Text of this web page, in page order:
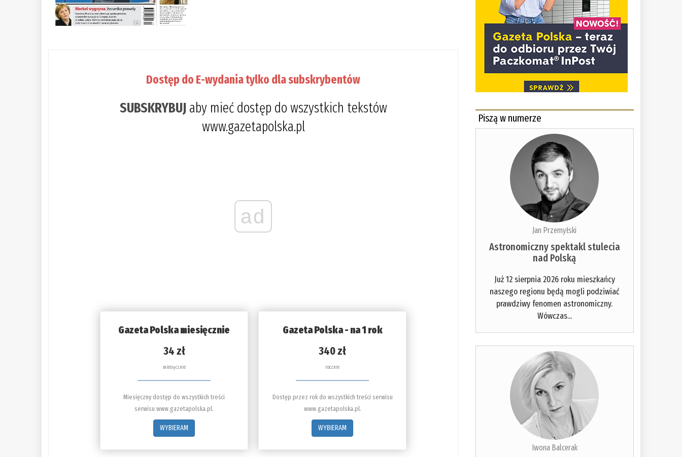
Dostęp do E-wydania tylko dla subskrybentów
SUBSKRYBUJaby mieć dostęp do wszystkich tekstów
www.gazetapolska.pl
ad
Gazeta Polska miesięcznie
34 zł
miesięcznie
Miesięczny dostęp do wszystkich treści
serwisu www.gazetapolska.pl.
WYBIERAM
Gazeta Polska - na 1 rok
340 zł
rocznie
Dostęp przez rok do wszystkich treści serwisu
www.gazetapolska.pl.
WYBIERAM
Piszą w numerze
Jan Przemyłski
Astronomiczny spektakl stulecia
nad Polską
Już 12 sierpnia 2026 roku mieszkańcy
naszego regionu będą mogli podziwiać
prawdziwy fenomen astronomiczny.
Wówczas...
Iwona Balcerak